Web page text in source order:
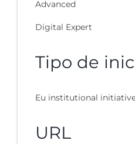
Advanced
Digital Expert
Tipo de
Eu institutional
URL